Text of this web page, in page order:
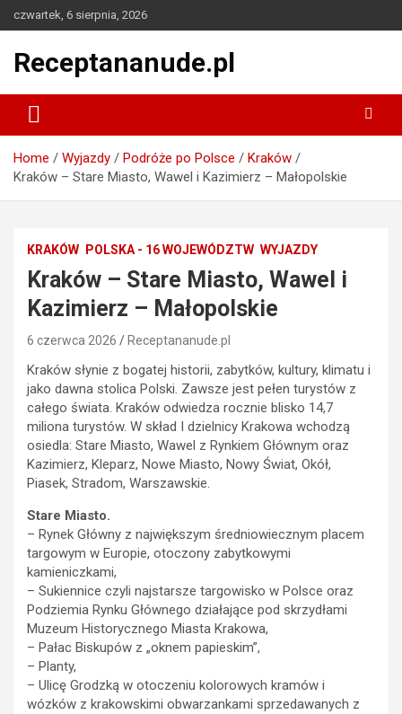
to
czwartek, 6 sierpnia, 2026
Receptananude.pl
Home Wyjazdy Podróże po Polsce
Kraków
Kraków – Stare Miasto, Wawel i Kazimierz – Małopolskie
KRAKÓW POLSKA - 16 WOJEWÓDZTW WYJAZDY
Kraków – Stare Miasto, Wawel i
Kazimierz – Małopolskie
6 czerwca 2026 Receptananude.pl
Kraków słynie z bogatej historii, zabytków, kultury, klimatu i
jako dawna stolica Polski. Zawsze jest pełen turystów z
całego świata. Kraków odwiedza rocznie blisko 14,7
miliona turystów. W skład I dzielnicy Krakowa wchodzą
osiedla: Stare Miasto, Wawel z Rynkiem Głównym oraz
Kazimierz, Kleparz, Nowe Miasto, Nowy Świat, Okół,
Piasek, Stradom, Warszawskie.
Stare Miasto.
– Rynek Główny z największym średniowiecznym placem
targowym w Europie, otoczony zabytkowymi
kamieniczkami,
– Sukiennice czyli najstarsze targowisko w Polsce oraz
Podziemia Rynku Głównego działające pod skrzydłami
Muzeum Historycznego Miasta Krakowa,
– Pałac Biskupów z „oknem papieskim”,
– Planty,
– Ulicę Grodzką w otoczeniu kolorowych kramów i
wózków z krakowskimi obwarzankami sprzedawanych z